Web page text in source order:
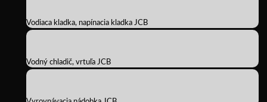
Vodiaca kladka, napínacia kladka JCB
Vodný chladič, vrtuľa JCB